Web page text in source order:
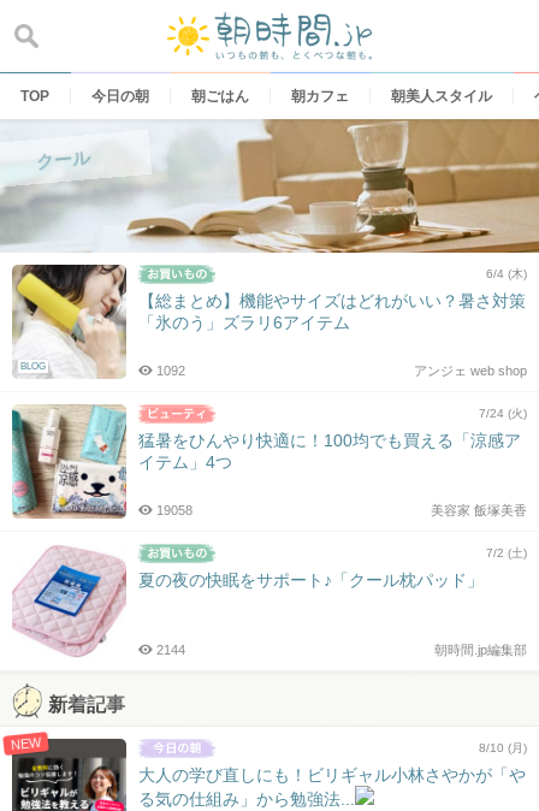
content
TOP 今日の朝 朝ごはん 朝カフェ 朝美人スタイル
クール
BLOG
6/4 (木)
【総まとめ】機能やサイズはどれがいい？暑さ対策
「氷のう」ズラリ6アイテム
アンジェ web shop
1092
7/24 (火)
猛暑をひんやり快適に！100均でも買える「涼感ア
イテム」4つ
美容家 飯塚美香
19058
7/2 (土)
夏の夜の快眠をサポート♪「クール枕パッド」
朝時間.jp編集部
2144
新着記事
NEW 8/10 (月)
大人の学び直しにも！ビリギャル小林さやかが「や
る気の仕組み」から勉強法...